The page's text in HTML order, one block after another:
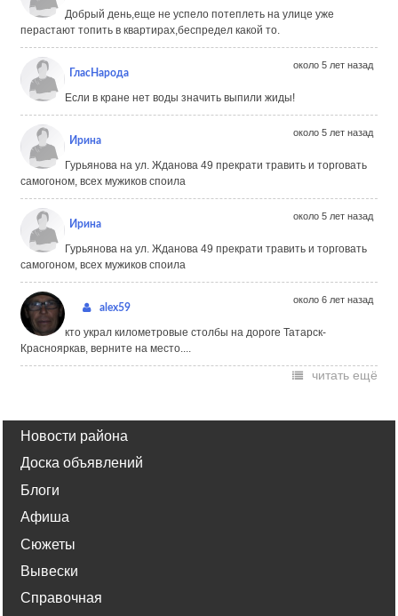
Добрый день,еще не успело потеплеть на улице уже
перастают топить в квартирах,беспредел какой то.
ГласНарода
около 5 лет назад
Если в кране нет воды значить выпили жиды!
Ирина
около 5 лет назад
Гурьянова на ул. Жданова 49 прекрати травить и торговать
самогоном, всех мужиков споила
Ирина
около 5 лет назад
Гурьянова на ул. Жданова 49 прекрати травить и торговать
самогоном, всех мужиков споила
alex59
около 6 лет назад
кто украл километровые столбы на дороге Татарск-
Краснояркав, верните на место....
читать ещё
Новости района
Доска объявлений
Блоги
Афиша
Сюжеты
Вывески
Справочная